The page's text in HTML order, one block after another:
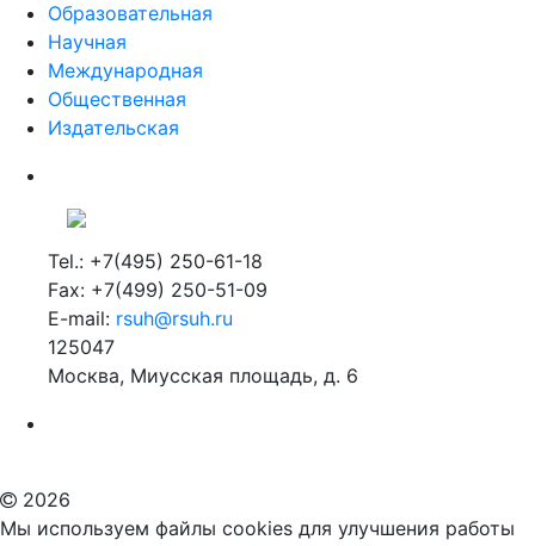
Образовательная
Научная
Международная
Общественная
Издательская
Tel.: +7(495) 250-61-18
Fax: +7(499) 250-51-09
E-mail: rsuh@rsuh.ru
125047
Москва, Миусская площадь, д. 6
2026
Мы используем файлы cookies для улучшения работы